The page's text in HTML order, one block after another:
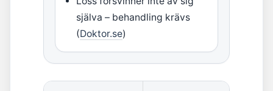
själva – behandling krävs
(Doktor.se)